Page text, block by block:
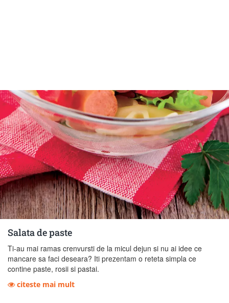
Salata de paste
Ti-au mai ramas crenvursti de la micul dejun si nu ai idee ce
mancare sa faci deseara? Iti prezentam o reteta simpla ce
contine paste, rosii si pastai.
citeste mai mult